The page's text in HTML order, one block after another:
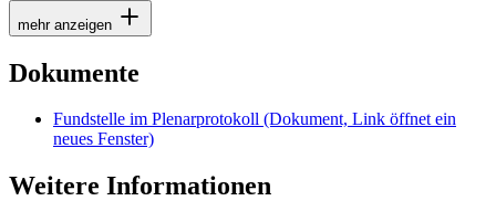
mehr anzeigen
Dokumente
Fundstelle im Plenarprotokoll (Dokument, Link öffnet ein
neues Fenster)
Weitere Informationen